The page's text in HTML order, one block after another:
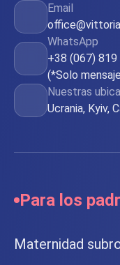
Email
WhatsApp
+38 (067) 819
(*Solo
Nuestras
Ucrania, Kyiv,
Para los
Maternidad